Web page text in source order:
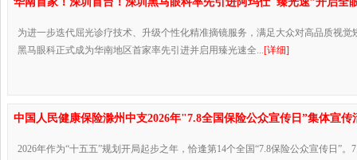
为进一步迭代屈光诊疗技术、升级个性化精准摘镜服务，满足大众对高品质视觉
黑马眼科正式成为华南地区首家率先引进并启用臻光速全...[详细]
中国人民健康保险滁州中支2026年"7.8全国保险公众宣传日”集体宣传
2026年作为“十五五”规划开局起步之年，恰逢第14个全国“7.8保险公众宣传日”。